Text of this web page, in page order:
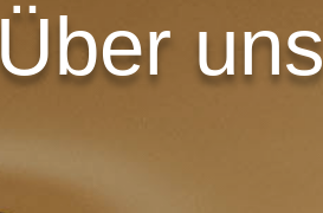
Über uns